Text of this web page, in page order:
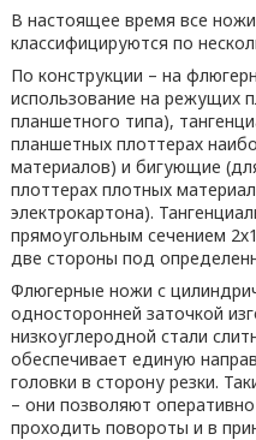
В настоящее время все
классифицируются по
По конструкции – на
использование на режущих
планшетного типа),
планшетных плоттерах
материалов) и бигующие
плоттерах плотных
электрокартона).
прямоугольным сечением
две стороны под
Флюгерные ножи с
односторонней заточкой
низкоуглеродной стали
обеспечивает единую
головки в сторону резки.
– они позволяют
проходить повороты и в